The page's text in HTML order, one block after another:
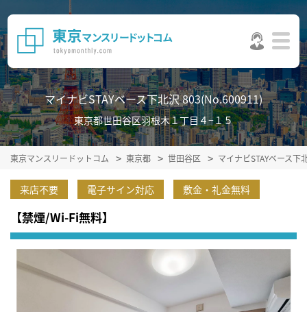
マイナビSTAYベース下北沢 803(No.600911)
東京都世田谷区羽根木１丁目４−１５
東京マンスリードットコム 東京都 世田谷区 マイナビSTAYベース下
来店不要 電子サイン対応 敷金・礼金無料
【禁煙/Wi-Fi無料】